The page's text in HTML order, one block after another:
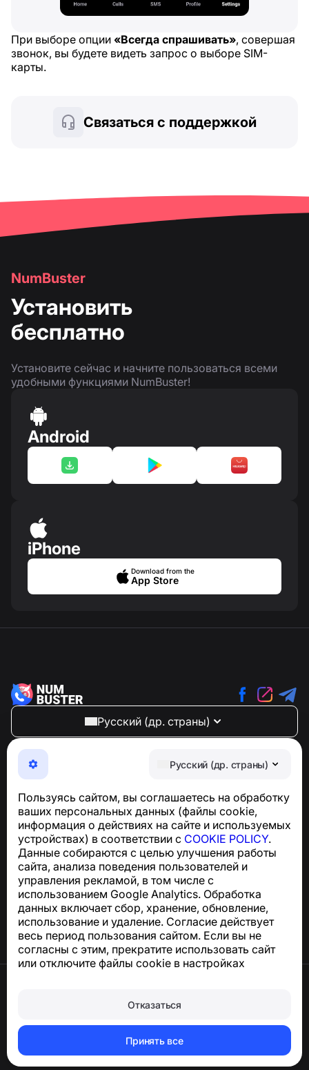
Русский (др. страны)
Пользуясь сайтом, вы соглашаетесь на обработку
ваших персональных данных (файлы cookie,
информация о действиях на сайте и используемых
устройствах) в соответствии с COOKIE POLICY.
Данные собираются с целью улучшения работы
сайта, анализа поведения пользователей и
управления рекламой, в том числе с
использованием Google Analytics. Обработка
данных включает сбор, хранение, обновление,
использование и удаление. Согласие действует
весь период пользования сайтом. Если вы не
согласны с этим, прекратите использовать сайт
или отключите файлы cookie в настройках
Отказаться
Принять все
При выборе опции «Всегда спрашивать», совершая
звонок, вы будете видеть запрос о выборе SIM-
карты.
Связаться с поддержкой
NumBuster
Установить
бесплатно
Установите сейчас и начните пользоваться всеми
удобными функциями NumBuster!
Android
iPhone
Download from the
App Store
Русский (др. страны)
NumBuster © 2013—2026 ·
Максимально удобное приложение для защиты от
телефонных мошенников, спама и нежелательных
Для запросов по соблюдению GDPR:
support@numbuster.com
Центр поддержки
Новости и статьи
О проекте
Контакты
Удалить аккаунт и персональные данные